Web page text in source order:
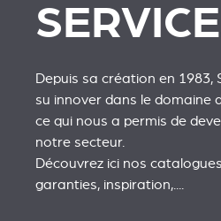
Depuis sa création en
su innover dans le domaine
ce qui nous a permis de
notre secteur.
Découvrez ici nos
garanties, inspiration,....